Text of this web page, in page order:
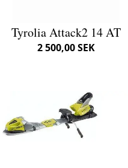
Tyrolia Attack2 14 AT
2 500,00 SEK